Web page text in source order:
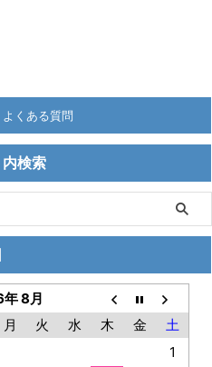
よくある質問
検索
8月
月 火 水 木 金
土
1